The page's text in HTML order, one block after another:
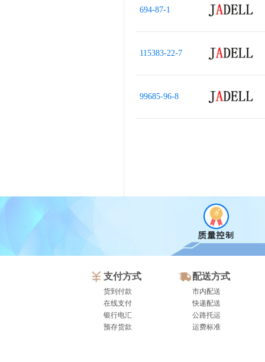
694-87-1
115383-22-7
99685-96-8
支付方式
货到付款
在线支付
银行电汇
预存货款
配送方式
市内配送
快递配送
公路托运
运费标准